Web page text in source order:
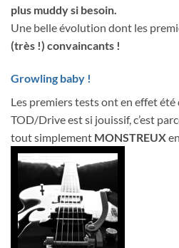
plus muddy si besoin.
Une belle évolution dont les
(très !) convaincants !
Growling baby !
Les premiers tests ont en effet
TOD/Drive est si jouissif, c’est
tout simplement MONSTREUX